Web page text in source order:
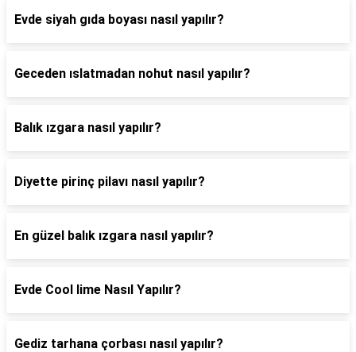
Evde siyah gıda boyası nasıl yapılır?
Geceden ıslatmadan nohut nasıl yapılır?
Balık ızgara nasıl yapılır?
Diyette pirinç pilavı nasıl yapılır?
En güzel balık ızgara nasıl yapılır?
Evde Cool lime Nasıl Yapılır?
Gediz tarhana çorbası nasıl yapılır?